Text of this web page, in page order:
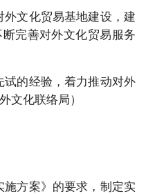
文化贸易基地建设，建
完善对外文化贸易服务
的经验，着力推动对外
文化联络局）
方案》的要求，制定实